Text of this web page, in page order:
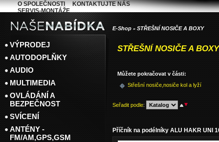
E-Shop » STŘEŠNÍ NOSIČE A BOXY
STŘEŠNÍ NOSIČE A BOXY
Můžete pokračovat v části:
Střešní nosiče,nosiče kol a lyží
Seřadit podle:
Příčník na podélníky ALU HAKR UNI
VÝPRODEJ
AUTODOPLŇKY
AUDIO
MULTIMEDIA
OVLÁDÁNÍ A
BEZPEČNOST
SVÍCENÍ
ANTÉNY -
FM/AM,GPS,GSM
O SPOLEČNOSTI
KONTAKTUJTE NÁS
SERVIS-MONTÁŽE